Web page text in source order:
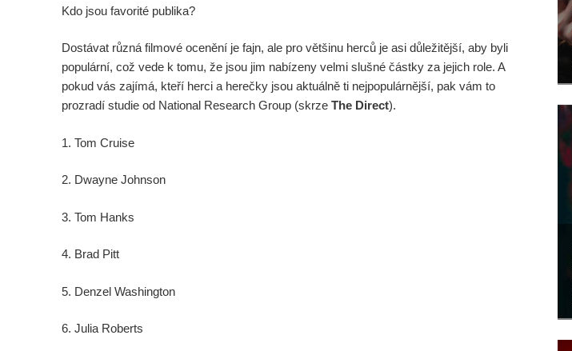
Kdo jsou favorité publika?
Dostávat různá filmové ocenění je fajn, ale pro většinu herců je asi důležitější, aby byli
populární, což vede k tomu, že jsou jim nabízeny velmi slušné částky za jejich role. A
pokud vás zajímá, kteří herci a herečky jsou aktuálně ti nejpopulárnější, pak vám to
prozradí studie od National Research Group (skrze The Direct).
1. Tom Cruise
2. Dwayne Johnson
3. Tom Hanks
4. Brad Pitt
5. Denzel Washington
6. Julia Roberts